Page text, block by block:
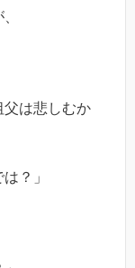
父は悲しむか
？」